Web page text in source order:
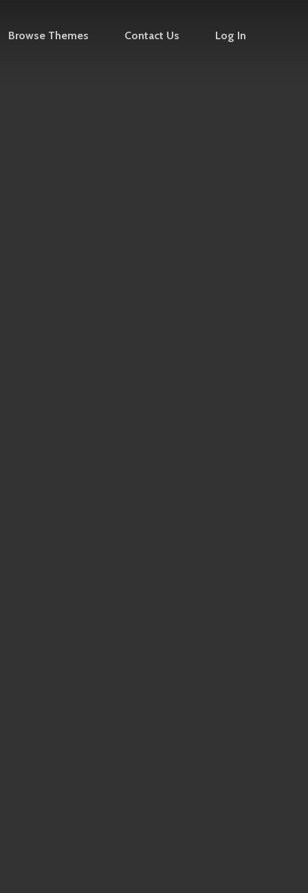
Browse Themes Contact Us Log In